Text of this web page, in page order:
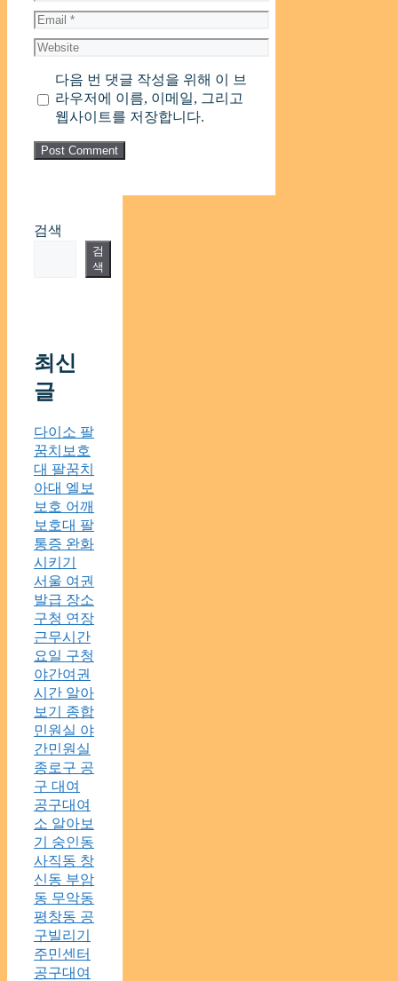
Email
Website
다음 번 댓글 작성을 위해 이 브
라우저에 이름, 이메일, 그리고
웹사이트를 저장합니다.
검색
검
색
최신
글
다이소 팔
꿈치보호
대 팔꿈치
아대 엘보
보호 어깨
보호대 팔
통증 완화
시키기
서울 여권
발급 장소
구청 연장
근무시간
요일 구청
야간여권
시간 알아
보기 종합
민원실 야
간민원실
종로구 공
구 대여
공구대여
소 알아보
기 숭인동
사직동 창
신동 부암
동 무악동
평창동 공
구빌리기
주민센터
공구대여